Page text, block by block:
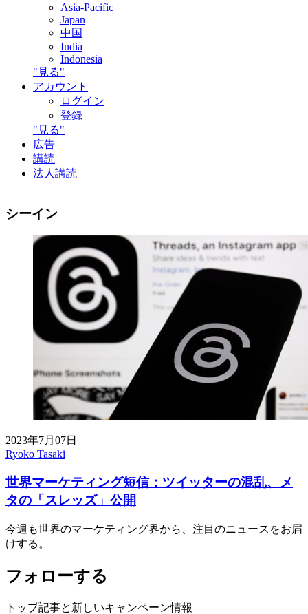
Asia-Pacific
Japan
中国
India
Indonesia
"見る"
アカウント
ログイン
登録
"見る"
広告
講読
法人講読
シーイン
2023年7月07日
Ryoko Tasaki
世界マーケティング短信：ツイッターの混乱、メ
タの「スレッズ」公開
今週も世界のマーケティング界から、注目のニュースをお届
けする。
フォローする
トップ記事と新しいキャンペーン情報